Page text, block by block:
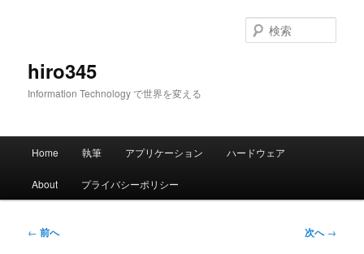
hiro345
Information Technology で世界を変える
索
メ
Home 執筆 アプリケーション ハードウェア
About プライバシーポリシー
投
← 前へ 次へ→